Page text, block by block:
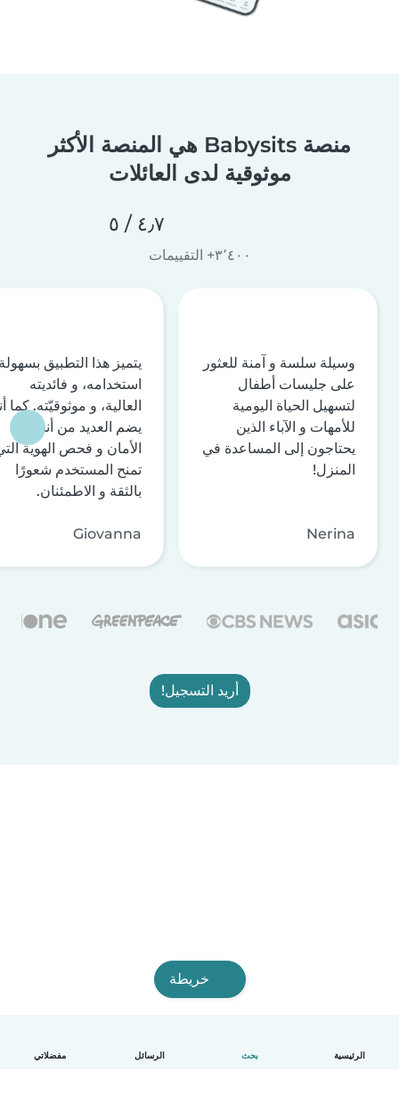
الرئيسية بحث الرسائل مفضلاتي
منصة Babysits هي المنصة الأكثر
موثوقية لدى العائلات
٤٫٧ / ٥
٣٬٤٠٠+ التقييمات
وسيلة سلسة و آمنة للعثور
على جليسات أطفال
لتسهيل الحياة اليومية
للأمهات و الآباء الذين
يحتاجون إلى المساعدة في
المنزل!
Nerina
يتميز هذا التطبيق
استخدامه، و فائديته
العالية، و موثوقيّته. كما
يضم العديد من أنظمة
الأمان و فحص الهوية
تمنح المستخدم شعورًا
بالثقة و الاطمئنان.
Giovanna
أريد التسجيل!
خريطة